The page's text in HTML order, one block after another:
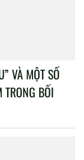
VÀ MỘT SỐ
BỐI